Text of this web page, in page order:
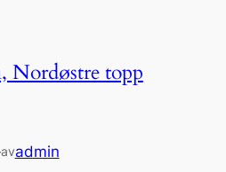
Nordøstre topp
avadmin